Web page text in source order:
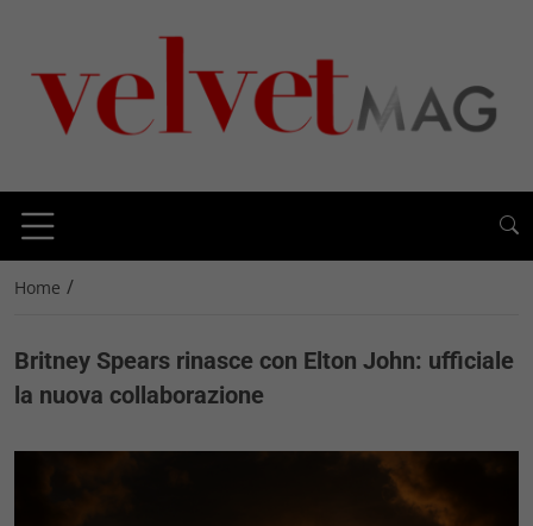
Home /
Britney Spears rinasce con Elton John: ufficiale
la nuova collaborazione